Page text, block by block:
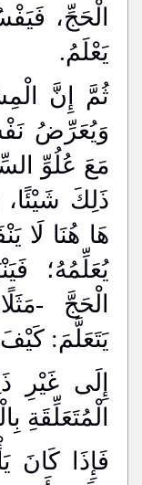
الْحَجِّ،
يَعْلَمُ.
ثُمَّ إِنَّ
وَيُعَرِّضُ
مَعَ عُلُوِّ
ذَلِكَ
هَا هُنَا لَا
يُعَلِّمُهُ؛
الْحَجَّ -
يَتَعَلَّمَ:
إِلَى غَيْرِ
الْمُتَعَلِّقَةِ
فَإِذَا كَانَ